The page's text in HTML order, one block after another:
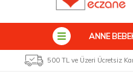
ANNE
500 TL ve Üzeri Ücretsiz